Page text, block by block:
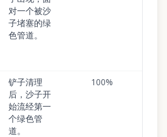
对一个被沙
子堵塞的绿
色管道。
铲子清理
后，沙子开
始流经第一
个绿色管
道。
100%